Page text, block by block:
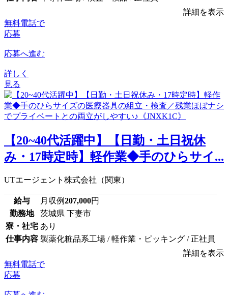
詳細を表示
無料電話で
応募
応募へ進む
詳しく
見る
【20~40代活躍中】【日勤・土日祝休
み・17時定時】軽作業◆手のひらサイ...
UTエージェント株式会社（関東）
給与 月収例207,000円
勤務地
茨城県 下妻市
寮・社宅 あり
仕事内容 製薬化粧品系工場 / 軽作業・ピッキング / 正社員
詳細を表示
無料電話で
応募